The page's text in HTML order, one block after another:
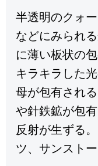
半透明のクォ
などにみられ
に薄い板状の
キラキラした
母が包有され
や針鉄鉱が包
反射が生ずる
ツ、サンストー